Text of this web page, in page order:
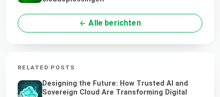
Alle berichten
RELATED POSTS
Designing the Future: How Trusted AI and
Sovereign Cloud Are Transforming Digital